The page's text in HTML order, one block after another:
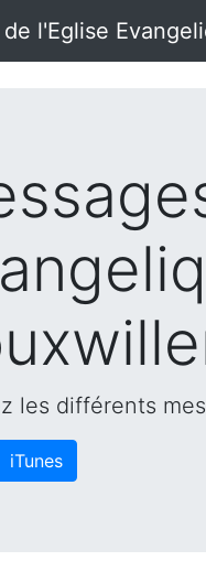
l'Eglise
les différents
iTunes